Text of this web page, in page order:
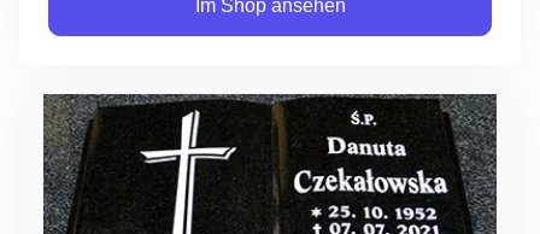
Im Shop ansehen